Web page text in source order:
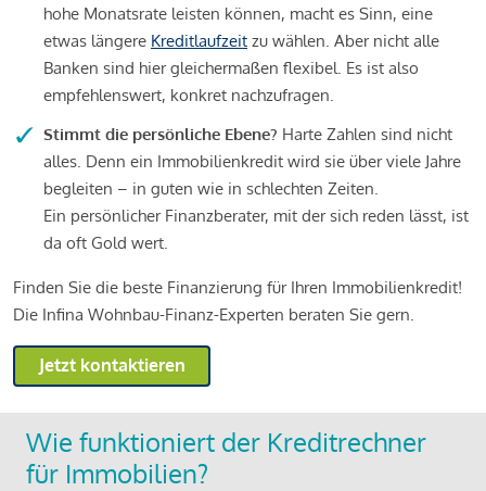
hohe Monatsrate leisten können, macht es Sinn, eine
etwas längere Kreditlaufzeit zu wählen. Aber nicht alle
Banken sind hier gleichermaßen flexibel. Es ist also
empfehlenswert, konkret nachzufragen.
Stimmt die persönliche Ebene? Harte Zahlen sind nicht
alles. Denn ein Immobilienkredit wird sie über viele Jahre
begleiten – in guten wie in schlechten Zeiten.
Ein persönlicher Finanzberater, mit der sich reden lässt, ist
da oft Gold wert.
Finden Sie die beste Finanzierung für Ihren Immobilienkredit!
Die Infina Wohnbau-Finanz-Experten beraten Sie gern.
Jetzt kontaktieren
Wie funktioniert der Kreditrechner
für Immobilien?